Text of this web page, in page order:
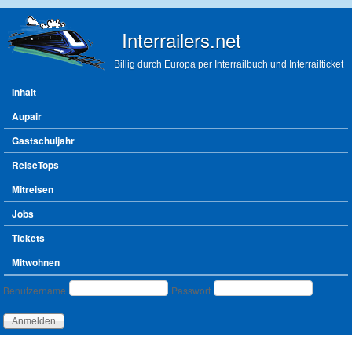
Interrailers.net
Billig durch Europa per Interrailbuch und Interrailticket
Hauptmenü
Inhalt
Aupair
Gastschuljahr
ReiseTops
Mitreisen
Jobs
Tickets
Mitwohnen
Benutzeranmeldung
Benutzername Passwort